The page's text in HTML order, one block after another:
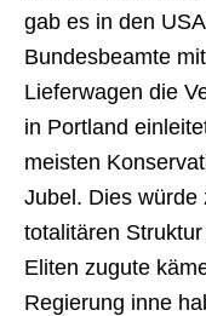
gab es in den
Bundesbeamte
Lieferwagen die
in Portland
meisten
Jubel. Dies würde
totalitären
Eliten zugute
Regierung inne